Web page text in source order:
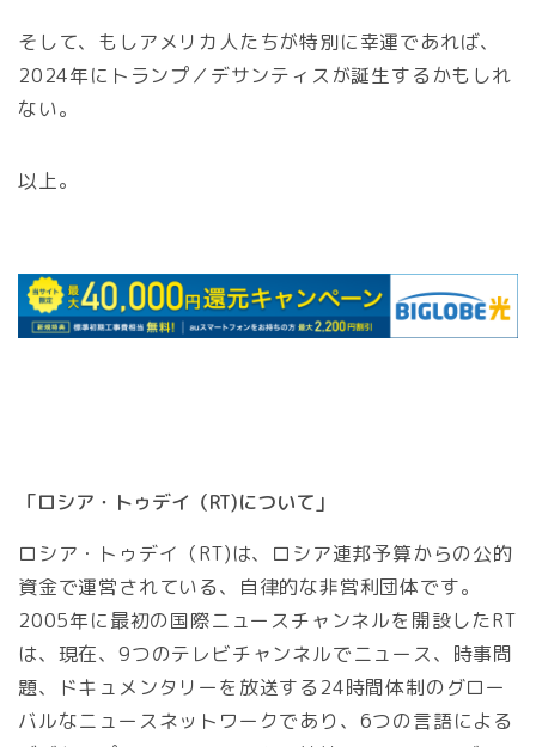
そして、もしアメリカ人たちが特別に幸運であれば、
2024年にトランプ／デサンティスが誕生するかもしれ
ない。
以上。
「ロシア・トゥデイ（RT)について」
ロシア・トゥデイ（RT)は、ロシア連邦予算からの公的
資金で運営されている、自律的な非営利団体です。
2005年に最初の国際ニュースチャンネルを開設したRT
は、現在、9つのテレビチャンネルでニュース、時事問
題、ドキュメンタリーを放送する24時間体制のグロー
バルなニュースネットワークであり、6つの言語による